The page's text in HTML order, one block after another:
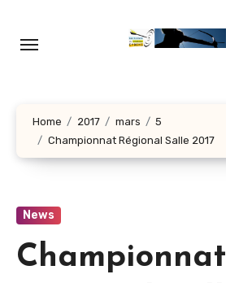
contenu
Home 2017 mars
5
Championnat Régional Salle 2017
News
Championnat